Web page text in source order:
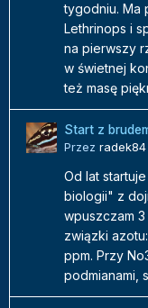
tygodniu. Ma
Lethrinops i
na pierwszy
w świetnej
też masę
Start z
Przez radek84
Od lat
biologii" z
wpuszczam
związki
ppm. Przy
podmianami,